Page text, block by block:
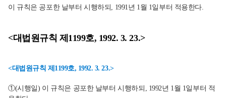
이 규칙은 공포한 날부터 시행하되, 1991년 1월 1일부터 적용한다.
<대법원규칙 제1199호, 1992. 3. 23.>
<대법원규칙 제1199호, 1992. 3. 23.>
①(시행일) 이 규칙은 공포한 날부터 시행하되, 1992년 1월 1일부터 적